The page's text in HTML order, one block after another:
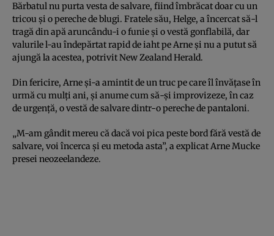
Bărbatul nu purta vesta de salvare, fiind îmbrăcat doar cu un
tricou şi o pereche de blugi. Fratele său, Helge, a încercat să-l
tragă din apă aruncându-i o funie şi o vestă gonflabilă, dar
valurile l-au îndepărtat rapid de iaht pe Arne şi nu a putut să
ajungă la acestea, potrivit New Zealand Herald.
Din fericire, Arne şi-a amintit de un truc pe care îl învăţase în
urmă cu mulţi ani, şi anume cum să-şi improvizeze, în caz
de urgenţă, o vestă de salvare dintr-o pereche de pantaloni.
„M-am gândit mereu că dacă voi pica peste bord fără vestă de
salvare, voi încerca şi eu metoda asta”, a explicat Arne Mucke
presei neozeelandeze.